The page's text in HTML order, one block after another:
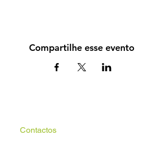
Compartilhe esse evento
Contactos